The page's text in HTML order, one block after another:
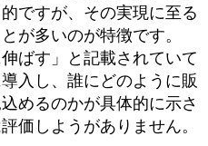
ですが、その実現に至る
が多いのが特徴です。
ばす」と記載されていて
入し、誰にどのように販
めるのかが具体的に示さ
価しようがありません。